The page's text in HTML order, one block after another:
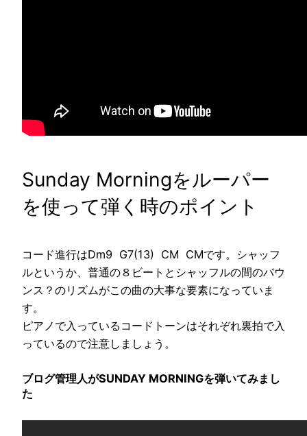
Sunday Morningをルーパー
を使って弾く時のポイント
コード進行はDm9 G7(13) CM CMです。シャッフ
ルというか、普通の８ビートとシャッフルの間のバウ
ンス？のリズムがこの曲の大事な要素になっていま
す。
ピアノで入っているコードトーンはそれぞれ裏拍で入
っているので注意しましょう。
ブログ管理人がSUNDAY MORNINGを弾いてみまし
た